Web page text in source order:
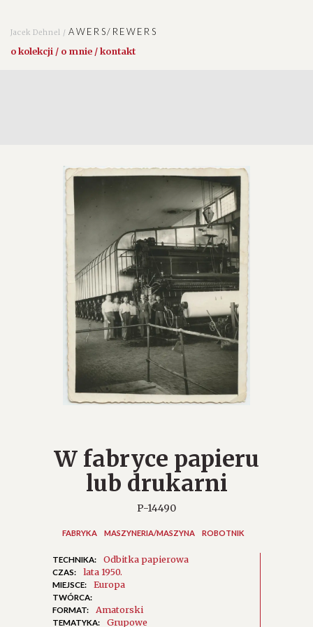
Jacek Dehnel /AWERS/REWERS
o kolekcji / o mnie / kontakt
W fabryce papieru
lub drukarni
P-14490
FABRYKA MASZYNERIA/MASZYNA ROBOTNIK
TECHNIKA: Odbitka papierowa
CZAS: lata 1950.
MIEJSCE: Europa
TWÓRCA:
FORMAT:
Amatorski
TEMATYKA: Grupowe